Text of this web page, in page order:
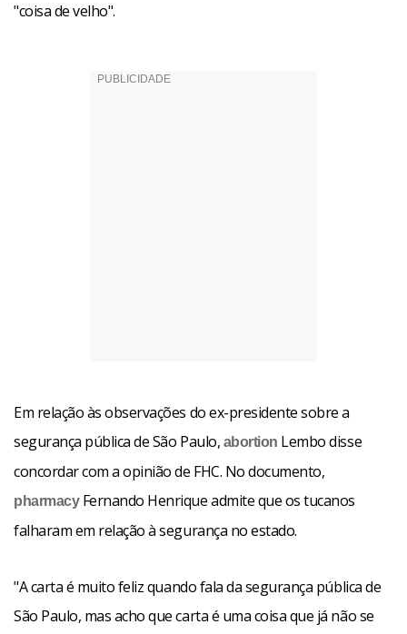
"coisa de velho".
Em relação às observações do ex-presidente sobre a
segurança pública de São Paulo, abortion Lembo disse
concordar com a opinião de FHC. No documento,
pharmacyFernando Henrique admite que os tucanos
falharam em relação à segurança no estado.
"A carta é muito feliz quando fala da segurança pública de
São Paulo, mas acho que carta é uma coisa que já não se